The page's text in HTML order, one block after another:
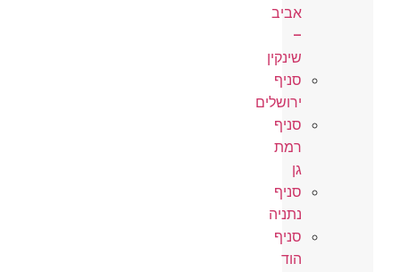
אביב
–
שינקין
סניף
ירושלים
סניף
רמת
גן
סניף
נתניה
סניף
הוד